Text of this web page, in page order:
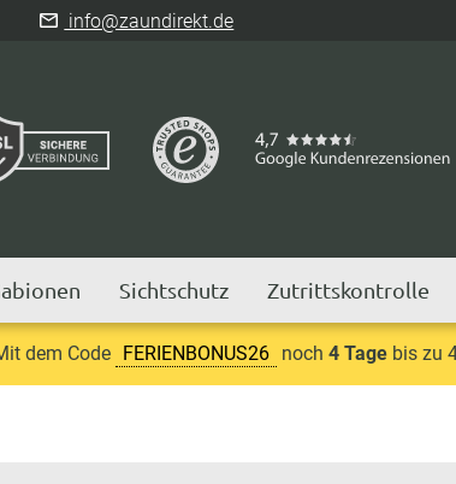
info@zaundirekt.de
Sichtschutz Zutrittskontrolle
dem Code FERIENBONUS26 noch 4 Tagebis zu